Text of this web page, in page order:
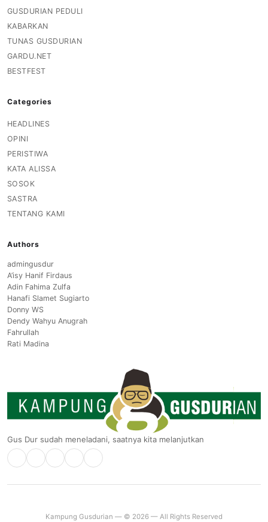
GUSDURIAN PEDULI
KABARKAN
TUNAS GUSDURIAN
GARDU.NET
BESTFEST
Categories
HEADLINES
OPINI
PERISTIWA
KATA ALISSA
SOSOK
SASTRA
TENTANG KAMI
Authors
admingusdur
A’isy Hanif Firdaus
Adin Fahima Zulfa
Hanafi Slamet Sugiarto
Donny WS
Dendy Wahyu Anugrah
Fahrullah
Rati Madina
Gus Dur sudah meneladani, saatnya kita melanjutkan
Kampung Gusdurian — © 2026 — All Rights Reserved